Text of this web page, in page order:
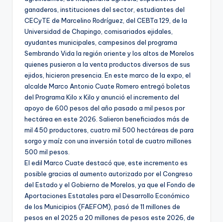
ganaderos, instituciones del sector, estudiantes del
CECyTE de Marcelino Rodríguez, del CEBTa 129, de la
Universidad de Chapingo, comisariados ejidales,
ayudantes municipales, campesinos del programa
Sembrando Vida la región oriente y los altos de Morelos
quienes pusieron a la venta productos diversos de sus
ejidos, hicieron presencia. En este marco de la expo, el
alcalde Marco Antonio Cuate Romero entregó boletas
del Programa Kilo x Kilo y anunció el incremento del
apoyo de 600 pesos del año pasado a mil pesos por
hectárea en este 2026. Salieron beneficiados más de
mil 450 productores, cuatro mil 500 hectáreas de para
sorgo y maíz con una inversión total de cuatro millones
500 mil pesos.
El edil Marco Cuate destacó que, este incremento es
posible gracias al aumento autorizado por el Congreso
del Estado y el Gobierno de Morelos, ya que el Fondo de
Aportaciones Estatales para el Desarrollo Económico
de los Municipios (FAEFOM), pasó de 11 millones de
pesos en el 2025 a 20 millones de pesos este 2026, de